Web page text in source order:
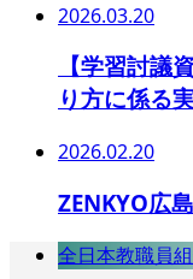
2026.03.20
【学習討議
り方に係る
2026.02.20
ZENKYO広
全日本教職員